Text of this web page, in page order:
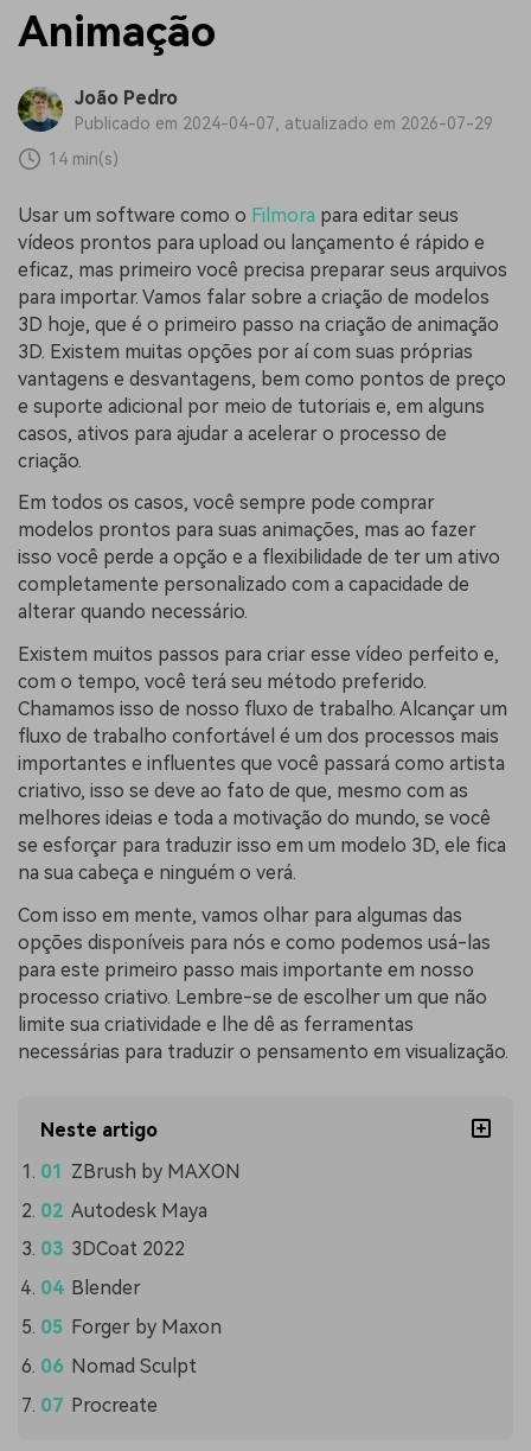
Animação
João Pedro
Publicado em 2024-04-07, atualizado em 2026-07-29
14 min(s)
Usar um software como o Filmora para editar seus
vídeos prontos para upload ou lançamento é rápido e
eficaz, mas primeiro você precisa preparar seus arquivos
para importar. Vamos falar sobre a criação de modelos
3D hoje, que é o primeiro passo na criação de animação
3D. Existem muitas opções por aí com suas próprias
vantagens e desvantagens, bem como pontos de preço
e suporte adicional por meio de tutoriais e, em alguns
casos, ativos para ajudar a acelerar o processo de
criação.
Em todos os casos, você sempre pode comprar
modelos prontos para suas animações, mas ao fazer
isso você perde a opção e a flexibilidade de ter um ativo
completamente personalizado com a capacidade de
alterar quando necessário.
Existem muitos passos para criar esse vídeo perfeito e,
com o tempo, você terá seu método preferido.
Chamamos isso de nosso fluxo de trabalho. Alcançar um
fluxo de trabalho confortável é um dos processos mais
importantes e influentes que você passará como artista
criativo, isso se deve ao fato de que, mesmo com as
melhores ideias e toda a motivação do mundo, se você
se esforçar para traduzir isso em um modelo 3D, ele fica
na sua cabeça e ninguém o verá.
Com isso em mente, vamos olhar para algumas das
opções disponíveis para nós e como podemos usá-las
para este primeiro passo mais importante em nosso
processo criativo. Lembre-se de escolher um que não
limite sua criatividade e lhe dê as ferramentas
necessárias para traduzir o pensamento em visualização.
Neste artigo
ZBrush by MAXON
Autodesk Maya
3DCoat 2022
Blender
Forger by Maxon
Nomad Sculpt
Procreate